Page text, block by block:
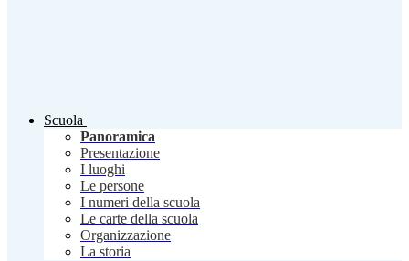
Scuola
Panoramica
Presentazione
I luoghi
Le persone
I numeri della scuola
Le carte della scuola
Organizzazione
La storia